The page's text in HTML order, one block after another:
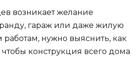
возникает желание
гараж или даже жилую
нужно выяснить, как
конструкция всего дома